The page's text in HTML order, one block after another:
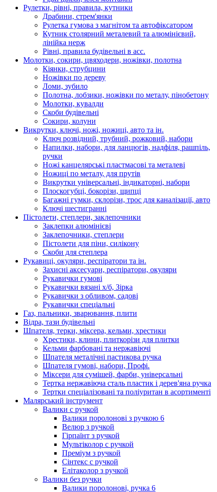
Рулетки, рівні, правила, кутники
Драбини, стрем'янки
Рулетка гумова з магнітом та автофіксатором
Кутник столярний металевий та алюмінієвий,
лінійка нерж
Рівні, правила будівельні в асс.
Молотки, сокири, цвяходери, ножівки, полотна
Кіянки, струбцини
Ножівки по дереву
Ломи, зубило
Полотна, лобзики, ножівки по металу, пінобетону
Молотки, кувалди
Скоби будівельні
Сокири, колуни
Викрутки, ключі, ножі, ножиці, авто та ін.
Ключ розвідний, трубний, рожковий, набори
Напилки, набори, для ланцюгів, надфіля, рашпіль,
ручки
Ножі канцелярські пластмасові та металеві
Ножиці по металу, для прутів
Викрутки універсальні, індикаторні, набори
Плоскогубці, бокорізи, щипці
Багажні гумки, склорізи, трос для каналізації, авто
Ключі шестигранні
Пістолети, степлери, заклепочники
Заклепки алюмінієві
Заклепочники, степлери
Пістолети для піни, силікону
Скоби для степлера
Рукавиці, окуляри, респіратори та ін.
Захисні аксесуари, респіратори, окуляри
Рукавички гумові
Рукавички вязані х/б, Зірка
Рукавички з обливом, садові
Рукавички спеціальні
Газ, пальники, зварювання, плити
Відра, тази будівельні
Шпателя, терки, міксера, кельми, хрестики
Хрестики, клини, плиткорізи для плитки
Кельми фарбовані та нержавіючі
Шпателя металічні пастикова ручка
Шпателя гумові, набори, Профі.
Міксери для сумішей, фарби, універсальні
Тертка нержавіюча сталь пластик і дерев'яна ручка
Тертки спеціалізовані та поліуритан в асортименті
Малярський інструмент
Валики с ручкой
Валики поролонові з ручкою 6
Велюр з ручкой
Гірпаїнт з ручкой
Мультіколор с ручкой
Преміум з ручкой
Сінтекс с ручкой
Елітаколор з ручкой
Валики без ручки
Валики поролонові, ручка 6